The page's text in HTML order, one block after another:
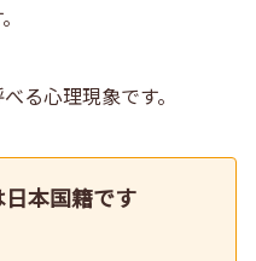
る心理現象です。
本国籍です